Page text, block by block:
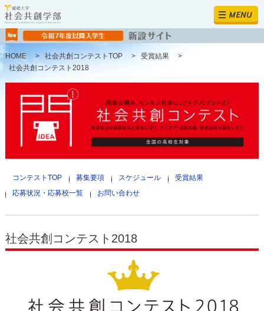
MENU
HOME > 社会共創コンテストTOP > 受賞結果
>
社会共創コンテスト2018
コンテストTOP 募集要項 スケジュール
受賞結果
応募状況・応募校一覧
お問い合わせ
社会共創コンテスト2018